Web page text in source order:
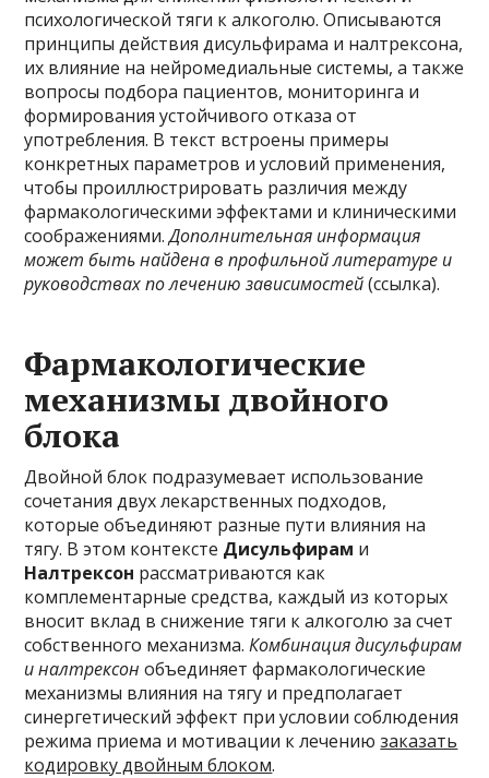
психологической тяги к алкоголю. Описываются
принципы действия дисульфирама и налтрексона,
их влияние на нейромедиальные системы, а также
вопросы подбора пациентов, мониторинга и
формирования устойчивого отказа от
употребления. В текст встроены примеры
конкретных параметров и условий применения,
чтобы проиллюстрировать различия между
фармакологическими эффектами и клиническими
соображениями.Дополнительная информация
может быть найдена в профильной литературе и
руководствах по лечению зависимостей(ссылка).
Фармакологические
механизмы двойного
блока
Двойной блок подразумевает использование
сочетания двух лекарственных подходов,
которые объединяют разные пути влияния на
тягу. В этом контексте Дисульфирам и
Налтрексон рассматриваются как
комплементарные средства, каждый из которых
вносит вклад в снижение тяги к алкоголю за счет
собственного механизма.Комбинация дисульфирам
и налтрексон объединяет фармакологические
механизмы влияния на тягу и предполагает
синергетический эффект при условии соблюдения
режима приема и мотивации к лечениюзаказать
кодировку двойным блоком.